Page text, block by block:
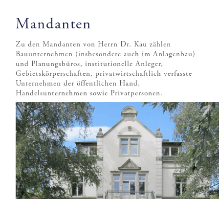
Mandanten
Zu den Mandanten von Herrn Dr. Kau zählen
Bauunternehmen (insbesondere auch im Anlagenbau)
und Planungsbüros, institutionelle Anleger,
Gebietskörperschaften, privatwirtschaftlich verfasste
Unternehmen der öffentlichen Hand,
Handelsunternehmen sowie Privatpersonen.